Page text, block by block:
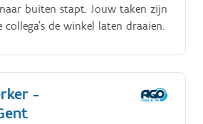
buiten stapt. Jouw taken zijn
collega's de winkel laten draaien.
-